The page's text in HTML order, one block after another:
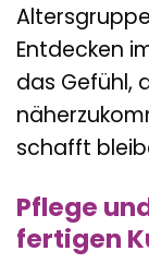
Entdecken
das Gefühl,
schafft
Pflege
fertigen